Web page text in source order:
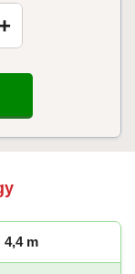
+
4,4 m